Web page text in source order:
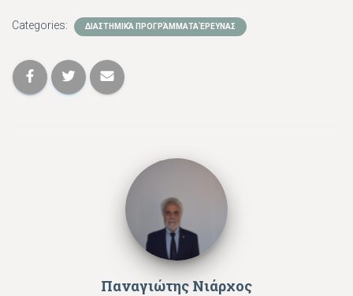
Categories: ΔΙΑΣΤΗΜΙΚΆ ΠΡΟΓΡΆΜΜΑΤΑ ΈΡΕΥΝΑΣ
Παναγιώτης Νιάρχος